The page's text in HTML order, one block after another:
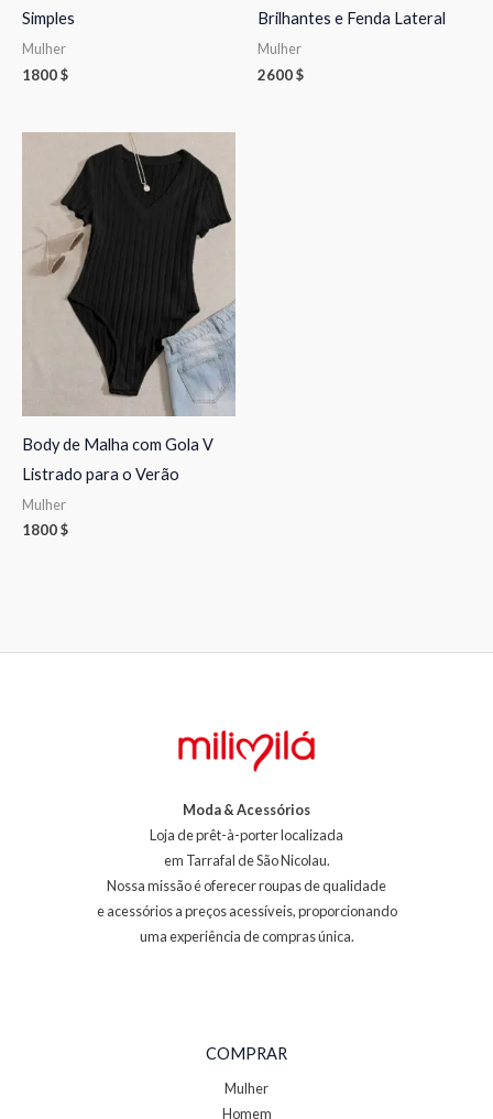
Simples
Mulher
1800$
Brilhantes e Fenda Lateral
Mulher
2600$
Body de Malha com Gola V
Listrado para o Verão
Mulher
1800$
Moda & Acessórios
Loja de prêt-à-porter localizada
em Tarrafal de São Nicolau.
Nossa missão é oferecer roupas de qualidade
e acessórios a preços acessíveis, proporcionando
uma experiência de compras única.
COMPRAR
Mulher
Homem